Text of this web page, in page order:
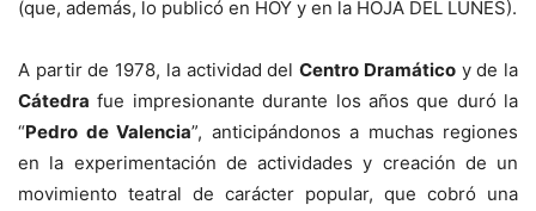
(que, además, lo publicó en HOY y en la HOJA DEL LUNES).
A partir de 1978, la actividad delCentro Dramáticoy de la
Cátedra fue impresionante durante los años que duró la
“Pedro de Valencia”, anticipándonos a muchas regiones
en la experimentación de actividades y creación de un
movimiento teatral de carácter popular, que cobró una